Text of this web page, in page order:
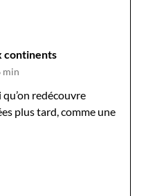
continents
min
qu’on redécouvre
plus tard, comme une